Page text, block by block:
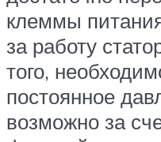
клеммы
за работу
того,
постоянное
возможно за